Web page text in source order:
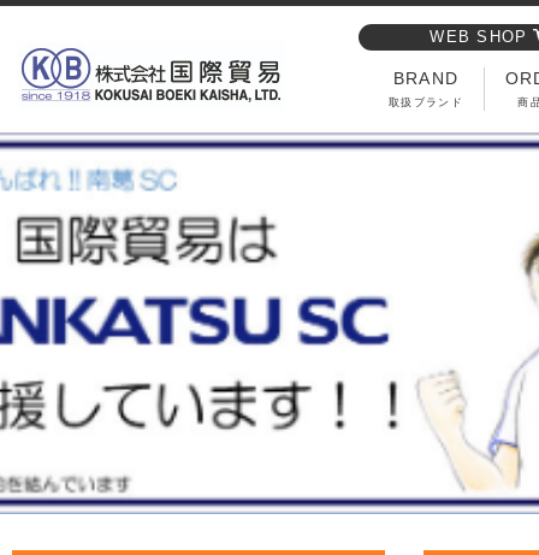
WEB SHOP
BRAND
取扱ブランド 商